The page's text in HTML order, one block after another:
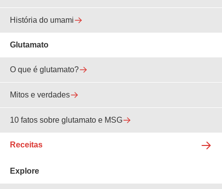
História do umami
Glutamato
O que é glutamato?
Mitos e verdades
10 fatos sobre glutamato e MSG
Receitas
Explore